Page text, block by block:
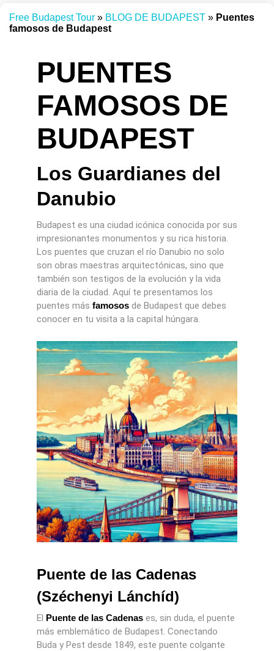
Free Budapest Tour » BLOG DE BUDAPEST » Puentes
famosos de Budapest
PUENTES
FAMOSOS DE
BUDAPEST
Los Guardianes del
Danubio
Budapest es una ciudad icónica conocida por sus
impresionantes monumentos y su rica historia.
Los puentes que cruzan el río Danubio no solo
son obras maestras arquitectónicas, sino que
también son testigos de la evolución y la vida
diaria de la ciudad. Aquí te presentamos los
puentes más famososde Budapest que debes
conocer en tu visita a la capital húngara.
Puente de las Cadenas
(Széchenyi Lánchíd)
El Puente de las Cadenases, sin duda, el puente
más emblemático de Budapest. Conectando
Buda y Pest desde 1849, este puente colgante